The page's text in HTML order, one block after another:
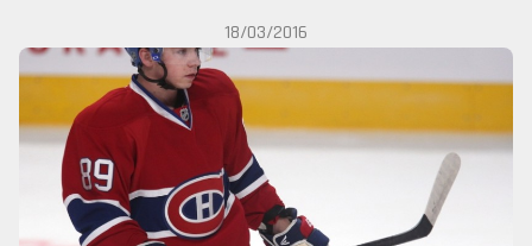
18/03/2016